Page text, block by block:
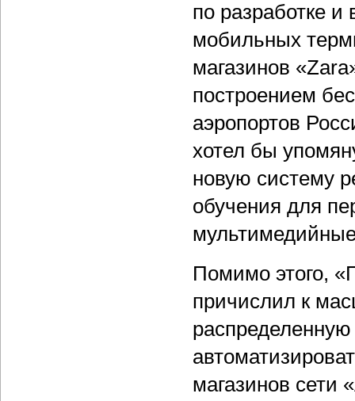
по разработке
мобильных
магазинов
построением
аэропортов
хотел бы
новую систему
обучения для
Помимо этого,
причислил к
магазинов сети